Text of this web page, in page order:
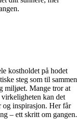
kostholdet på hodet
steg som til sammen
miljøet. Mange tror at
kan det
og inspirasjon. Her får
– ett skritt om gangen.